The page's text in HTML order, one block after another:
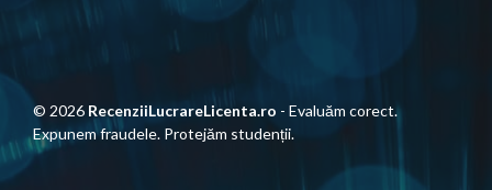
© 2026 RecenziiLucrareLicenta.ro - Evaluăm corect.
Expunem fraudele. Protejăm studenții.